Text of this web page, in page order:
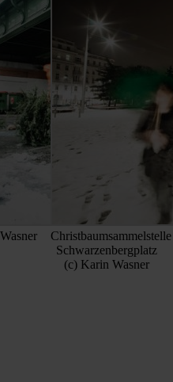
Christbaumsammelstelle
Schwarzenbergplatz
(c) Karin Wasner